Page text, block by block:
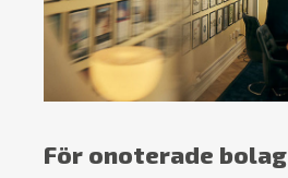
För onoterade bolag